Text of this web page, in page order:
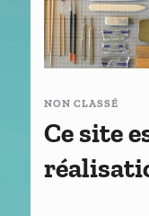
NON CLASSÉ
Ce site